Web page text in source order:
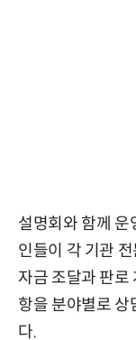
설명회와 함께 운
인들이 각 기관
자금 조달과 판로
항을 분야별로 상
다.